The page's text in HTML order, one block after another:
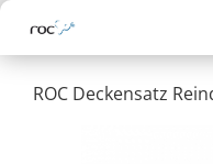
ROC Deckensatz